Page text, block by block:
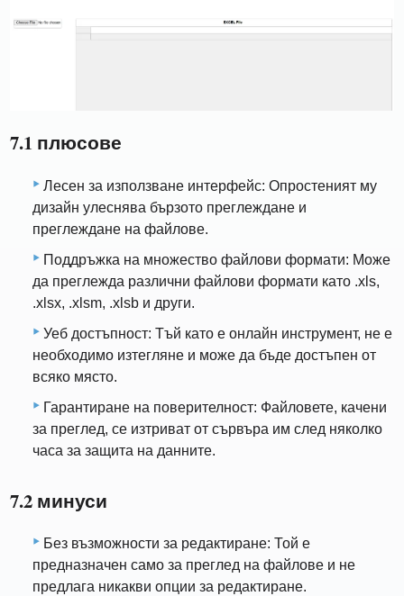
7.1 плюсове
Лесен за използване интерфейс: Опростеният му
дизайн улеснява бързото преглеждане и
преглеждане на файлове.
Поддръжка на множество файлови формати: Може
да преглежда различни файлови формати като .xls,
.xlsx, .xlsm, .xlsb и други.
Уеб достъпност: Тъй като е онлайн инструмент, не е
необходимо изтегляне и може да бъде достъпен от
всяко място.
Гарантиране на поверителност: Файловете, качени
за преглед, се изтриват от сървъра им след няколко
часа за защита на данните.
7.2 минуси
Без възможности за редактиране: Той е
предназначен само за преглед на файлове и не
предлага никакви опции за редактиране.